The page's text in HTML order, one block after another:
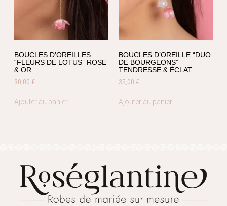
BOUCLES D’OREILLES
“FLEURS DE LOTUS” ROSE
& OR
30,00 €
Ajouter au panier
BOUCLES D’OREILLE “DUO
DE BOURGEONS”
TENDRESSE & ÉCLAT
35,00 €
Ajouter au panier